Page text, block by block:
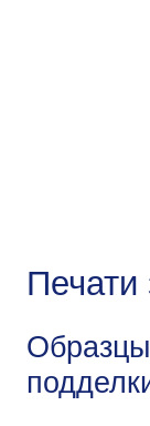
Печати